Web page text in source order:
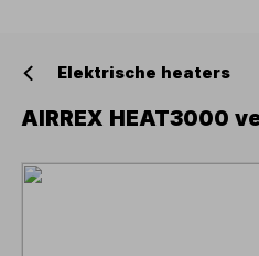
Elektrische heaters
AIRREX HEAT3000